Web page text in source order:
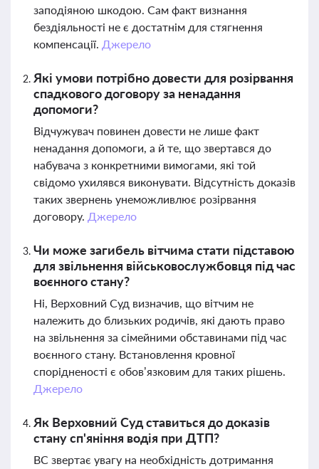
заподіяною шкодою. Сам факт визнання
бездіяльності не є достатнім для стягнення
компенсації. Джерело
Які умови потрібно довести для розірвання
спадкового договору за ненадання
допомоги?
Відчужувач повинен довести не лише факт
ненадання допомоги, а й те, що звертався до
набувача з конкретними вимогами, які той
свідомо ухилявся виконувати. Відсутність доказів
таких звернень унеможливлює розірвання
договору. Джерело
Чи може загибель вітчима стати підставою
для звільнення військовослужбовця під час
воєнного стану?
Ні, Верховний Суд визначив, що вітчим не
належить до близьких родичів, які дають право
на звільнення за сімейними обставинами під час
воєнного стану. Встановлення кровної
спорідненості є обов’язковим для таких рішень.
Джерело
Як Верховний Суд ставиться до доказів
стану сп'яніння водія при ДТП?
ВС звертає увагу на необхідність дотримання